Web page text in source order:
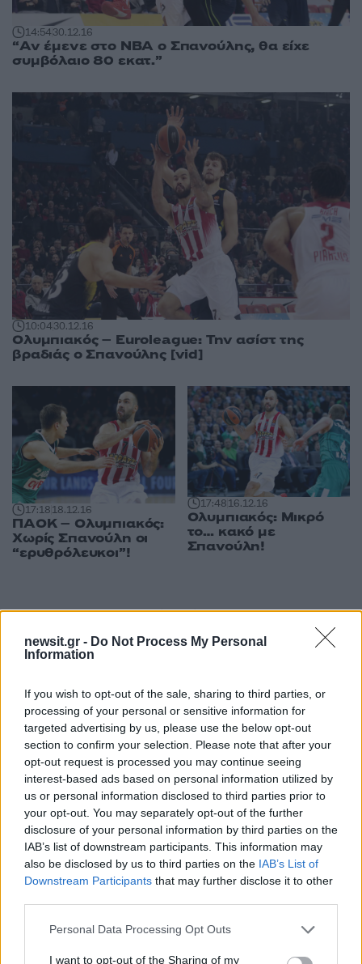
newsit.gr - Do Not Process My Personal
Information
If you wish to opt-out of the sale, sharing to third parties, or
processing of your personal or sensitive information for
targeted advertising by us, please use the below opt-out
section to confirm your selection. Please note that after your
opt-out request is processed you may continue seeing
interest-based ads based on personal information utilized by
us or personal information disclosed to third parties prior to
your opt-out. You may separately opt-out of the further
disclosure of your personal information by third parties on the
IAB’s list of downstream participants. This information may
also be disclosed by us to third parties on the IAB’s List of
Downstream Participants that may further disclose it to other
Please note that this website/app uses one or more Google
not limited to your visit or usage behaviour. You may click to
Personal Data Processing Opt Outs
I want to opt-out of the Sharing of my
14:5430.12.16
“Αν έμενε στο ΝΒΑ ο Σπανούλης, θα είχε
συμβόλαιο 80 εκατ.”
10:0430.12.16
Ολυμπιακός – Euroleague: Την ασίστ της
βραδιάς ο Σπανούλης [vid]
17:1818.12.16
ΠΑΟΚ – Ολυμπιακός:
Χωρίς Σπανούλη οι
“ερυθρόλευκοι”!
17:4816.12.16
Ολυμπιακός: Μικρό
το… κακό με
Σπανούλη!
ΔΙΑΦΗΜΙΣΗ